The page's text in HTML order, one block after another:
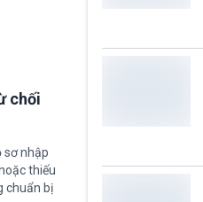
chối
sơ nhập
thiếu
chuẩn bị